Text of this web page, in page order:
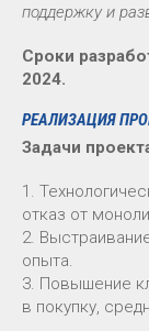
поддержку и
Сроки
2024.
РЕАЛИЗАЦИЯ
Задачи
1.
отказ от
2.
опыта.
3. Повышение
в покупку,